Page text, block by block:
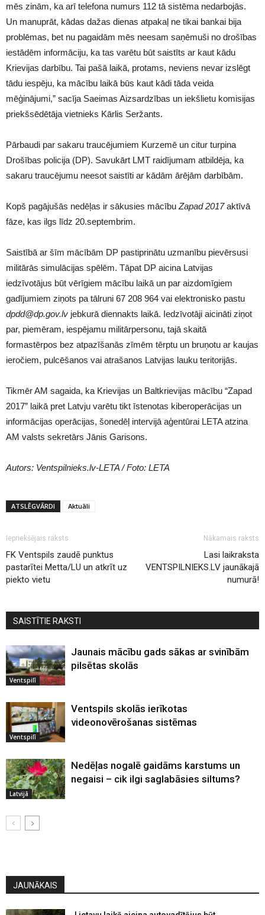
mēs zinām, ka arī telefona numurs 112 tā sistēma nedarbojās.
Un manuprāt, kādas dažas dienas atpakaļ ne tikai bankai bija
problēmas, bet nu pagaidām mēs neesam saņēmuši no drošības
iestādēm informāciju, ka tas varētu būt saistīts ar kaut kādu
Krievijas darbību. Tai pašā laikā, protams, neviens nevar izslēgt
tādu iespēju, ka mācību laikā būs kaut kādi tāda veida
mēģinājumi,” sacīja Saeimas Aizsardzības un iekšlietu komisijas
priekšsēdētāja vietnieks Kārlis Seržants.
Pārbaudi par sakaru traucējumiem Kurzemē un citur turpina
Drošības policija (DP). Savukārt LMT raidījumam atbildēja, ka
sakaru traucējumu neesot saistīti ar kādām ārējām darbībām.
Kopš pagājušās nedēļas ir sākusies mācību Zapad 2017aktīvā
fāze, kas ilgs līdz 20.septembrim.
Saistībā ar šīm mācībām DP pastiprinātu uzmanību pievērsusi
militārās simulācijas spēlēm. Tāpat DP aicina Latvijas
iedzīvotājus būt vērīgiem mācību laikā un par aizdomīgiem
gadījumiem ziņots pa tālruni 67 208 964 vai elektronisko pastu
dpdd@dp.gov.lv jebkurā diennakts laikā. Iedzīvotāji aicināti ziņot
par, piemēram, iespējamu militārpersonu, tajā skaitā
formastērpos bez atpazīšanās zīmēm tērptu un bruņotu ar kaujas
ieročiem, pulcēšanos vai atrašanos Latvijas lauku teritorijās.
Tikmēr AM sagaida, ka Krievijas un Baltkrievijas mācību “Zapad
2017” laikā pret Latvju varētu tikt īstenotas kiberoperācijas un
informācijas operācijas, šonedēļ intervijā aģentūrai LETA atzina
AM valsts sekretārs Jānis Garisons.
Autors: Ventspilnieks.lv-LETA / Foto: LETA
ATSLĒGVĀRDI Aktuāli
Iepriekšējais raksts
FK Ventspils zaudē punktus
pastarītei Metta/LU un atkrīt uz
piekto vietu
Nākamais raksts
Lasi laikraksta
VENTSPILNIEKS.LV jaunākajā
numurā!
SAISTĪTIE RAKSTI
Ventspilī
Jaunais mācību gads sākas ar svinībām
pilsētas skolās
Ventspilī
Ventspils skolās ierīkotas
videonovērošanas sistēmas
Latvijā
Nedēļas nogalē gaidāms karstums un
negaisi – cik ilgi saglabāsies siltums?
JAUNĀKAIS